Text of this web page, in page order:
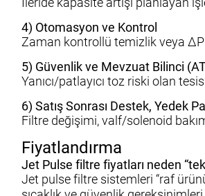
4) Otomasyon ve Kontrol
Zaman kontrollü temizlik veya
5) Güvenlik ve Mevzuat Bilinci
Yanıcı/patlayıcı toz riski olan
6) Satış Sonrası Destek, Yedek
Filtre değişimi, valf/solenoid
Fiyatlandırma
Jet Pulse filtre fiyatları neden
Jet pulse filtre sistemleri “raf